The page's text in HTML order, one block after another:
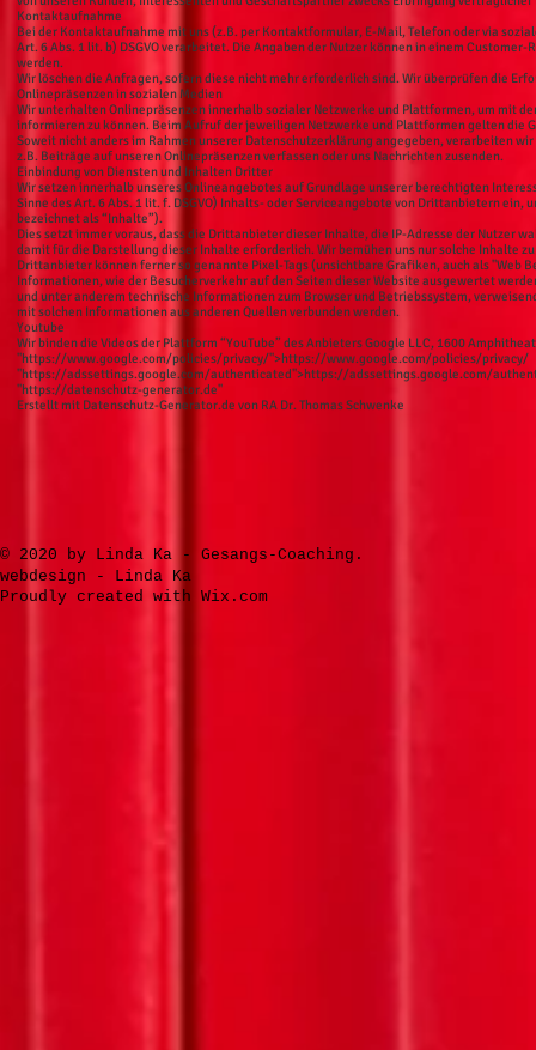
Kontaktaufnahme
Bei der Kontaktaufnahme mit uns (z.B. per Kontaktformular, E-Mail, Telefon oder via
Art. 6 Abs. 1 lit. b) DSGVO verarbeitet. Die Angaben der Nutzer können in einem
werden.
Wir löschen die Anfragen, sofern diese nicht mehr erforderlich sind. Wir überprüfen die
Onlinepräsenzen in sozialen Medien
Wir unterhalten Onlinepräsenzen innerhalb sozialer Netzwerke und Plattformen, um mit
informieren zu können. Beim Aufruf der jeweiligen Netzwerke und Plattformen gelten
Soweit nicht anders im Rahmen unserer Datenschutzerklärung angegeben, verarbeiten
z.B. Beiträge auf unseren Onlinepräsenzen verfassen oder uns Nachrichten zusenden.
Einbindung von Diensten und Inhalten Dritter
Wir setzen innerhalb unseres Onlineangebotes auf Grundlage unserer berechtigten
Sinne des Art. 6 Abs. 1 lit. f. DSGVO) Inhalts- oder Serviceangebote von Drittanbietern
bezeichnet als “Inhalte”).
Dies setzt immer voraus, dass die Drittanbieter dieser Inhalte, die IP-Adresse der Nutzer
damit für die Darstellung dieser Inhalte erforderlich. Wir bemühen uns nur solche Inhalte
Drittanbieter können ferner so genannte Pixel-Tags (unsichtbare Grafiken, auch als
Informationen, wie der Besucherverkehr auf den Seiten dieser Website ausgewertet
und unter anderem technische Informationen zum Browser und Betriebssystem,
mit solchen Informationen aus anderen Quellen verbunden werden.
Youtube
Wir binden die Videos der Plattform “YouTube” des Anbieters Google LLC, 1600
"https://www.google.com/policies/privacy/">https://www.google.com/policies/privacy/
"https://adssettings.google.com/authenticated">https://adssettings.google.com/
"https://datenschutz-generator.de"
Erstellt mit Datenschutz-Generator.de von RA Dr. Thomas Schwenke
​© 2020 by Linda Ka - Gesangs-Coaching.
webdesign - Linda Ka
Proudly created with Wix.com